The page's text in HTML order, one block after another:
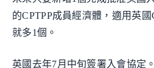
的CPTPP成員經濟體，適用英
就多1個。
英國去年7月中旬簽署入會協定